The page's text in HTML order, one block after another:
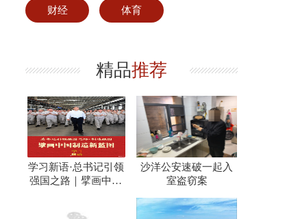
财经 体育
精品推荐
学习新语·总书记引领
强国之路｜擘画中国
沙洋公安速破一起入
室盗窃案